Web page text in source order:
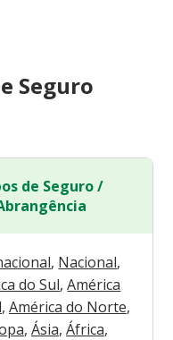
Seguro
de Seguro /
, Nacional,
do Sul, América
, América do Norte,
, Ásia, África,